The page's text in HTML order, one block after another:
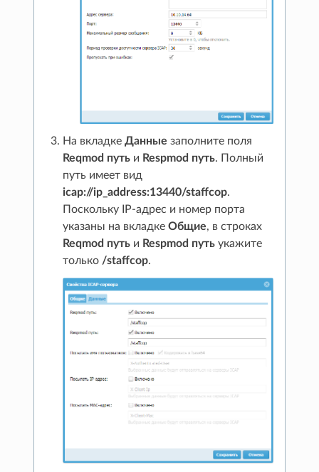
На вкладкеДанные заполните поля
Reqmod путь и Respmod путь. Полный
путь имеет вид
icap://ip_address:13440/staffcop.
Поскольку IP-адрес и номер порта
указаны на вкладкеОбщие, в строках
Reqmod путь и Respmod путь укажите
только /staffcop.